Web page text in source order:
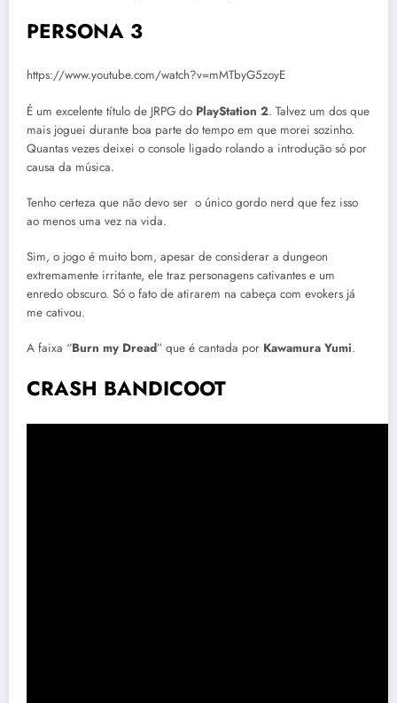
PERSONA 3
https://www.youtube.com/watch?v=mMTbyG5zoyE
É um excelente título de JRPG do PlayStation 2. Talvez um dos que
mais joguei durante boa parte do tempo em que morei sozinho.
Quantas vezes deixei o console ligado rolando a introdução só por
causa da música.
Tenho certeza que não devo ser o único gordo nerd que fez isso
ao menos uma vez na vida.
Sim, o jogo é muito bom, apesar de considerar a dungeon
extremamente irritante, ele traz personagens cativantes e um
enredo obscuro. Só o fato de atirarem na cabeça com evokers já
me cativou.
A faixa “Burn my Dread” que é cantada por Kawamura Yumi.
CRASH BANDICOOT